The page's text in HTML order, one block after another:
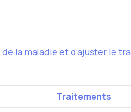
la maladie et d’ajuster le
Traitements